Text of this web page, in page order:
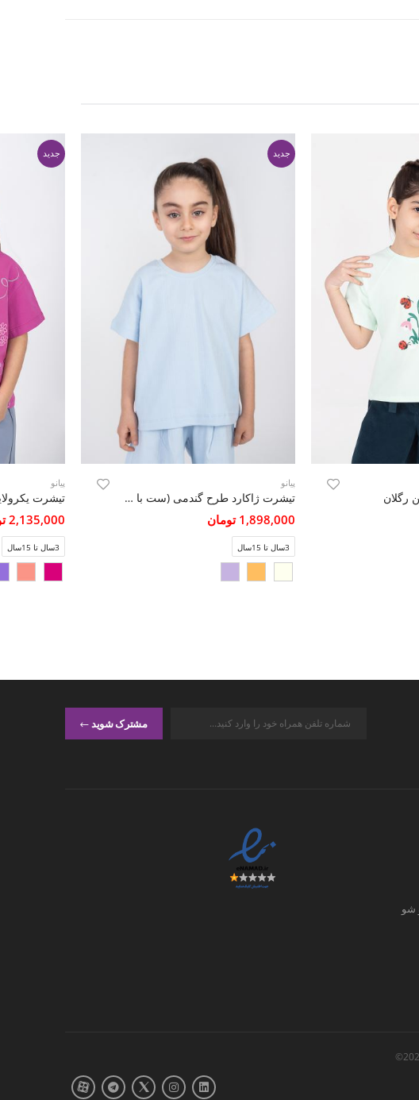
رگلان
جدید
پیانو
تیشرت ژاکارد طرح گندمی (ست با کد 10792)
1,898,000 تومان
3سال تا 15سال
جدید
پیانو
تیشرت
2,135,000 تومان
3سال تا 15سال
مشترک شوید
شو